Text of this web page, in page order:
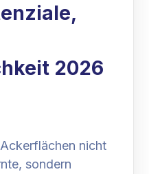
2026
nicht
sondern